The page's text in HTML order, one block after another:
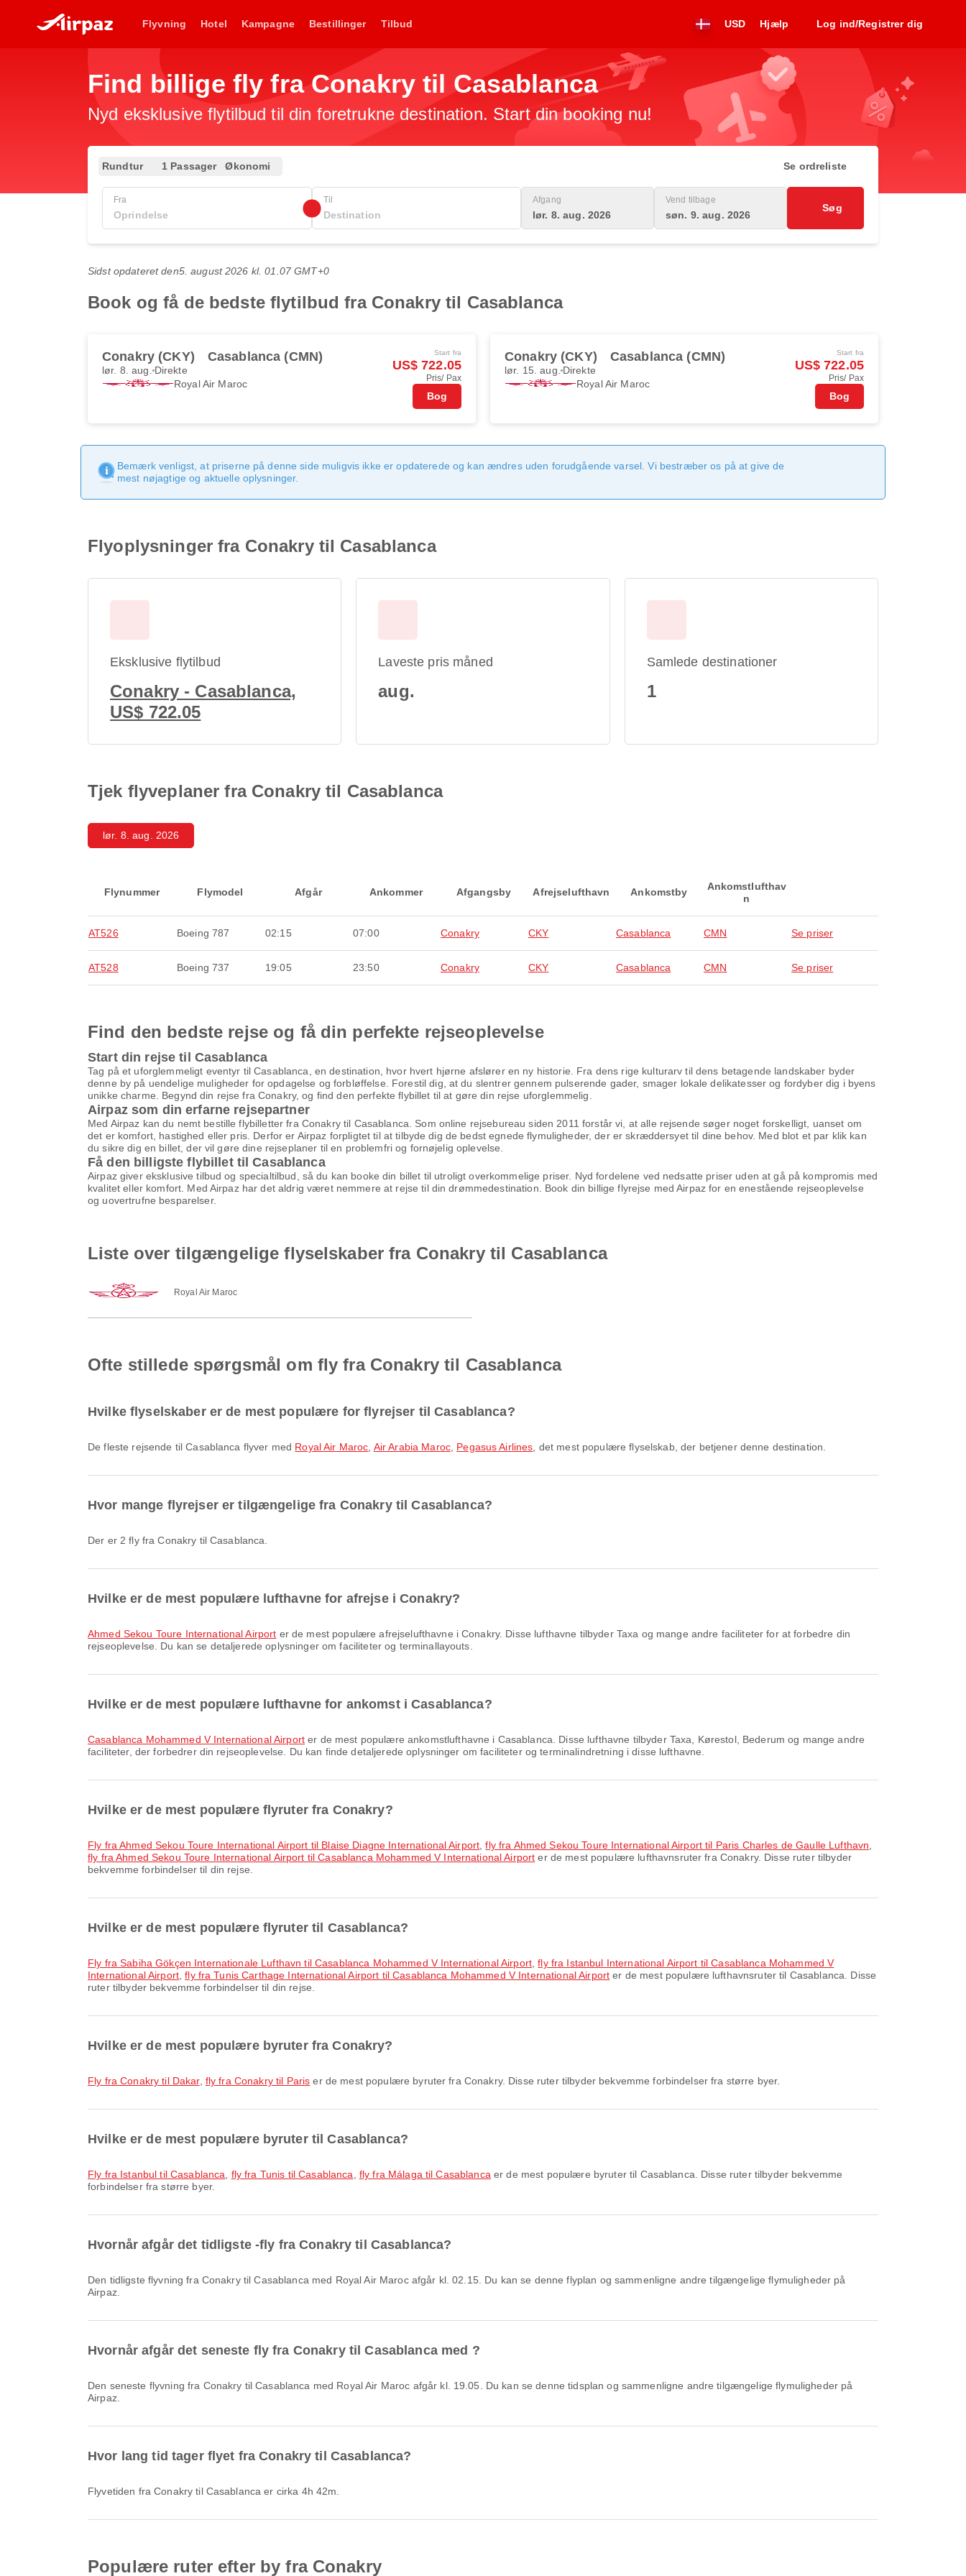
Flyvning Hotel Kampagne Bestillinger Tilbud USD Hjælp Log ind/Registrer dig
Find billige fly fra Conakry til Casablanca
Nyd eksklusive flytilbud til din foretrukne destination. Start din booking nu!
Rundtur 1 Passager Økonomi Se ordreliste
Fra Til Afgang
lør. 8. aug. 2026
Vend tilbage
søn. 9. aug. 2026
Søg
Sidst opdateret den5. august 2026 kl. 01.07 GMT+0
Book og få de bedste flytilbud fra Conakry til Casablanca
Conakry (CKY) Casablanca (CMN)
lør. 8. aug. Direkte
Royal Air Maroc
Start fra
US$ 722.05
Pris/ Pax
Bog
Conakry (CKY) Casablanca (CMN)
lør. 15. aug. Direkte
Royal Air Maroc
Start fra
US$ 722.05
Pris/ Pax
Bog
Bemærk venligst, at priserne på denne side muligvis ikke er opdaterede og kan ændres uden forudgående varsel. Vi bestræber os på at give de
mest nøjagtige og aktuelle oplysninger.
Flyoplysninger fra Conakry til Casablanca
Eksklusive flytilbud
Conakry - Casablanca,
US$ 722.05
Laveste pris måned
aug.
Samlede destinationer
1
Tjek flyveplaner fra Conakry til Casablanca
lør. 8. aug. 2026
Flynummer Flymodel Afgår Ankommer Afgangsby Afrejselufthavn Ankomstby
Ankomstlufthav
n
AT526 Boeing 787 02:15 07:00 Conakry CKY Casablanca CMN Se priser
AT528 Boeing 737 19:05 23:50 Conakry CKY Casablanca CMN Se priser
Find den bedste rejse og få din perfekte rejseoplevelse
Start din rejse til Casablanca
Tag på et uforglemmeligt eventyr til Casablanca, en destination, hvor hvert hjørne afslører en ny historie. Fra dens rige kulturarv til dens betagende landskaber byder
denne by på uendelige muligheder for opdagelse og forbløffelse. Forestil dig, at du slentrer gennem pulserende gader, smager lokale delikatesser og fordyber dig i byens
unikke charme. Begynd din rejse fra Conakry, og find den perfekte flybillet til at gøre din rejse uforglemmelig.
Airpaz som din erfarne rejsepartner
Med Airpaz kan du nemt bestille flybilletter fra Conakry til Casablanca. Som online rejsebureau siden 2011 forstår vi, at alle rejsende søger noget forskelligt, uanset om
det er komfort, hastighed eller pris. Derfor er Airpaz forpligtet til at tilbyde dig de bedst egnede flymuligheder, der er skræddersyet til dine behov. Med blot et par klik kan
du sikre dig en billet, der vil gøre dine rejseplaner til en problemfri og fornøjelig oplevelse.
Få den billigste flybillet til Casablanca
Airpaz giver eksklusive tilbud og specialtilbud, så du kan booke din billet til utroligt overkommelige priser. Nyd fordelene ved nedsatte priser uden at gå på kompromis med
kvalitet eller komfort. Med Airpaz har det aldrig været nemmere at rejse til din drømmedestination. Book din billige flyrejse med Airpaz for en enestående rejseoplevelse
og uovertrufne besparelser.
Liste over tilgængelige flyselskaber fra Conakry til Casablanca
Royal Air Maroc
Ofte stillede spørgsmål om fly fra Conakry til Casablanca
Hvilke flyselskaber er de mest populære for flyrejser til Casablanca?
De fleste rejsende til Casablanca flyver med Royal Air Maroc Air Arabia Maroc, Pegasus Airlines , det mest populære flyselskab, der betjener denne destination.
Hvor mange flyrejser er tilgængelige fra Conakry til Casablanca?
Der er 2 fly fra Conakry til Casablanca.
Hvilke er de mest populære lufthavne for afrejse i Conakry?
Ahmed Sekou Toure International Airport er de mest populære afrejselufthavne i Conakry. Disse lufthavne tilbyder Taxa og mange andre faciliteter for at forbedre din
rejseoplevelse. Du kan se detaljerede oplysninger om faciliteter og terminallayouts.
Hvilke er de mest populære lufthavne for ankomst i Casablanca?
Casablanca Mohammed V International Airport er de mest populære ankomstlufthavne i Casablanca. Disse lufthavne tilbyder Taxa, Kørestol, Bederum og mange andre
faciliteter, der forbedrer din rejseoplevelse. Du kan finde detaljerede oplysninger om faciliteter og terminalindretning i disse lufthavne.
Hvilke er de mest populære flyruter fra Conakry?
fly fra Ahmed Sekou Toure International Airport til Blaise Diagne International Airport ,fly fra Ahmed Sekou Toure International Airport til Paris Charles de Gaulle Lufthavn
fly fra Ahmed Sekou Toure International Airport til Casablanca Mohammed V International Airport er de mest populære lufthavnsruter fra Conakry. Disse ruter tilbyder
bekvemme forbindelser til din rejse.
Hvilke er de mest populære flyruter til Casablanca?
fly fra Sabiha Gökçen Internationale Lufthavn til Casablanca Mohammed V International Airport ,fly fra Istanbul International Airport til Casablanca Mohammed V
International Airport,fly fra Tunis Carthage International Airport til Casablanca Mohammed V International Airport er de mest populære lufthavnsruter til Casablanca. Disse
ruter tilbyder bekvemme forbindelser til din rejse.
Hvilke er de mest populære byruter fra Conakry?
fly fra Conakry til Dakar, fly fra Conakry til Paris er de mest populære byruter fra Conakry. Disse ruter tilbyder bekvemme forbindelser fra større byer.
Hvilke er de mest populære byruter til Casablanca?
fly fra Istanbul til Casablanca fly fra Tunis til Casablanca fly fra Málaga til Casablanca er de mest populære byruter til Casablanca. Disse ruter tilbyder bekvemme
forbindelser fra større byer.
Hvornår afgår det tidligste -fly fra Conakry til Casablanca?
Den tidligste flyvning fra Conakry til Casablanca med Royal Air Maroc afgår kl. 02.15. Du kan se denne flyplan og sammenligne andre tilgængelige flymuligheder på
Airpaz.
Hvornår afgår det seneste fly fra Conakry til Casablanca med ?
Den seneste flyvning fra Conakry til Casablanca med Royal Air Maroc afgår kl. 19.05. Du kan se denne tidsplan og sammenligne andre tilgængelige flymuligheder på
Airpaz.
Hvor lang tid tager flyet fra Conakry til Casablanca?
Flyvetiden fra Conakry til Casablanca er cirka 4h 42m.
Populære ruter efter by fra Conakry